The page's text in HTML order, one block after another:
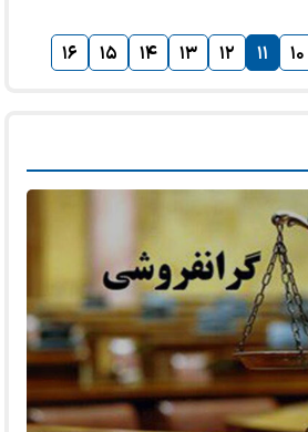
۱۰ ۱۱ ۱۲ ۱۳ ۱۴ ۱۵ ۱۶